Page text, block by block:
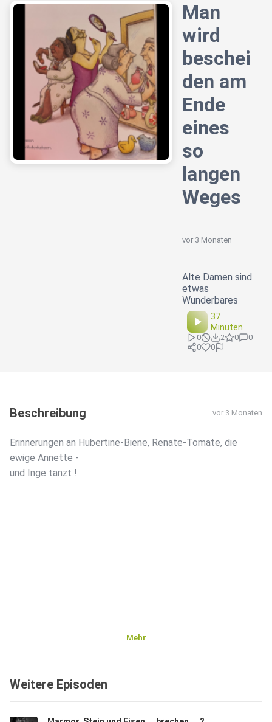
Man
wird
beschei
den am
Ende
eines
so
langen
Weges
vor 3 Monaten
Alte Damen sind
etwas
Wunderbares
37
Minuten
0 2 0
0
0
0
Beschreibung vor 3 Monaten
Erinnerungen an Hubertine-Biene, Renate-Tomate, die
ewige Annette -
und Inge tanzt !
Mehr
Weitere Episoden